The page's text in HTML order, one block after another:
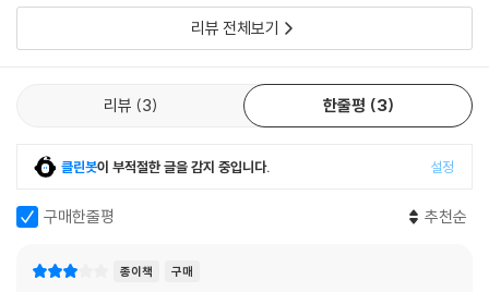
리뷰 전체보기
리뷰 3 한줄평 3
클린봇이 부적절한 글을 감지 중입니다. 설정
구매한줄평 추천순
종이책 구매